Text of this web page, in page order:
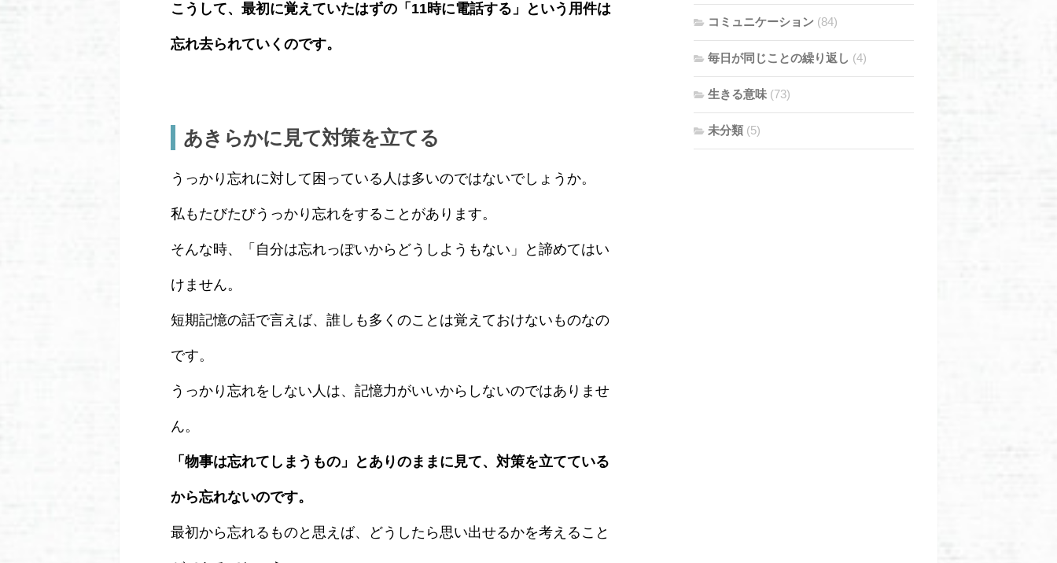
こうして、最初に覚えていたはずの「11時に電話する」という用件は
忘れ去られていくのです。
あきらかに見て対策を立てる
うっかり忘れに対して困っている人は多いのではないでしょうか。
私もたびたびうっかり忘れをすることがあります。
そんな時、「自分は忘れっぽいからどうしようもない」と諦めてはい
けません。
短期記憶の話で言えば、誰しも多くのことは覚えておけないものなの
です。
うっかり忘れをしない人は、記憶力がいいからしないのではありませ
ん。
「物事は忘れてしまうもの」とありのままに見て、対策を立てている
から忘れないのです。
最初から忘れるものと思えば、どうしたら思い出せるかを考えること
コミュニケーション (84)
毎日が同じことの繰り返し (4)
生きる意味 (73)
未分類 (5)